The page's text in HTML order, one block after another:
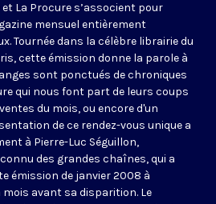
et La Procure s’associent pour
mensuel entièrement
Tournée dans la célèbre librairie du
cette émission donne la parole à
sont ponctués de chroniques
qui nous font part de leurs coups
du mois, ou encore d'un
de ce rendez-vous unique a
à Pierre-Luc Séguillon,
des grandes chaînes, qui a
émission de janvier 2008 à
avant sa disparition. Le